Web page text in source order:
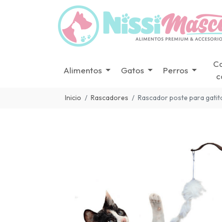
Alimentos Gatos Perros
Inicio Rascadores Rascador poste para